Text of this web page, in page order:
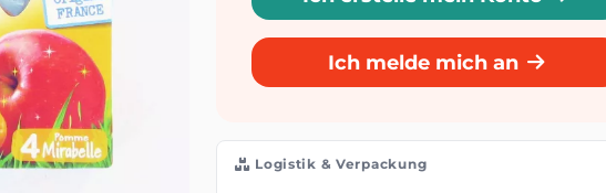
Ich melde mich an
Logistik & Verpackung